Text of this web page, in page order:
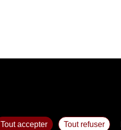
Tout accepter Tout refuser